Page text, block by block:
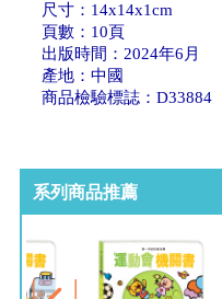
尺寸：14x14x1cm
頁數：10頁
出版時間：2024年6月
產地：中國
商品檢驗標誌：D33884
系列商品推薦